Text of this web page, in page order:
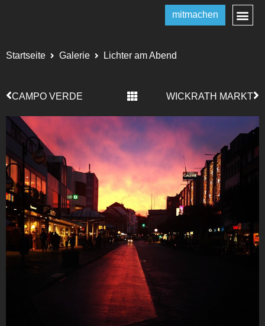
mitmachen
Startseite Galerie Lichter am Abend
CAMPO VERDE WICKRATH MARKT